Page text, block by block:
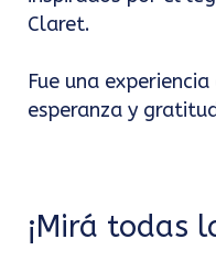
Claret.
Fue una
esperanza y
¡Mirá todas